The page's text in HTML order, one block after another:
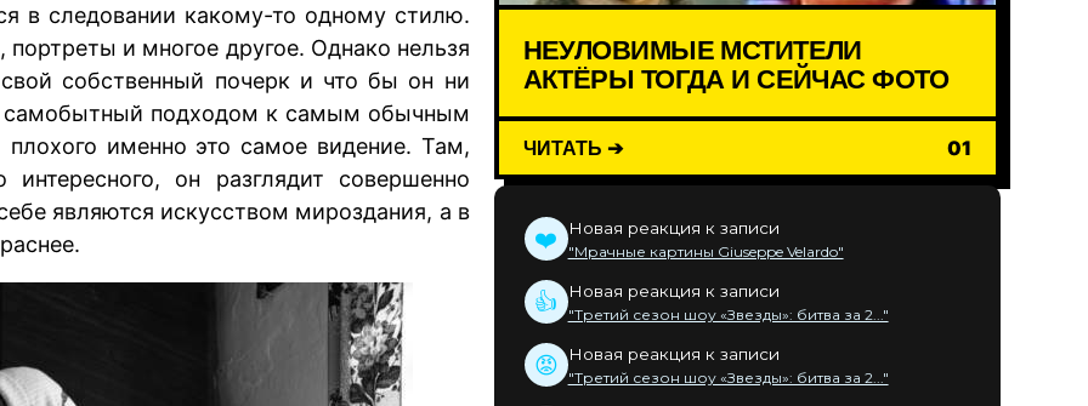
в следовании какому-то одному стилю.
и многое другое. Однако нельзя
собственный почерк и что бы он ни
самобытный подходом к самым обычным
именно это самое видение. Там,
он разглядит совершенно
являются искусством мироздания, а в
НЕУЛОВИМЫЕ МСТИТЕЛИ
АКТЁРЫ ТОГДА И СЕЙЧАС ФОТО
ЧИТАТЬ ➔ 01
❤️ Новая реакция к записи
"Мрачные картины Giuseppe Velardo"
👍 Новая реакция к записи
"Третий сезон шоу «Звезды»: битва за 2..."
😡 Новая реакция к записи
"Третий сезон шоу «Звезды»: битва за 2..."